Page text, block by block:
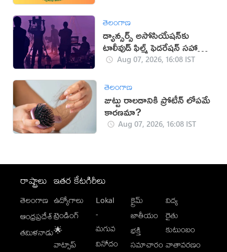
తెలంగాణ
డ్యాన్సర్స్ అసోసియేషన్‌కు
టాలీవుడ్ ఫిల్మ్ ఫెడరేషన్ సహాయ
నిరాకరణ
Aug 07, 2026, 16:08 IST
తెలంగాణ
జుట్టు రాలడానికి ప్రోటీన్ లోపమే
కారణమా?
Aug 07, 2026, 16:08 IST
రాష్ట్రాలు
తెలంగాణ
ఆంధ్రప్రదేశ్
తమిళనాడు
ఇతర కేటగిరీలు
ఉద్యోగాలు
ట్రెండింగ్
🌟
వాట్సాప్
Lokal
-
మగువ
వినోదం
క్రైమ్
జాతీయం
భక్తి
సమాచారం
విద్య
రైతు
కుటుంబం
వాతావరణం